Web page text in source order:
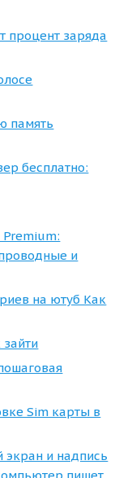
процент заряда
память
бесплатно:
и
на ютуб Как
Sim карты в
и надпись